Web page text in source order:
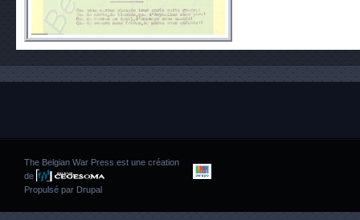
The Belgian War Press est une création
de
Propulsé par Drupal